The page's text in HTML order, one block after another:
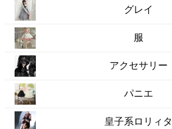
グレイ
服
アクセサリー
パニエ
皇子系ロリィタ